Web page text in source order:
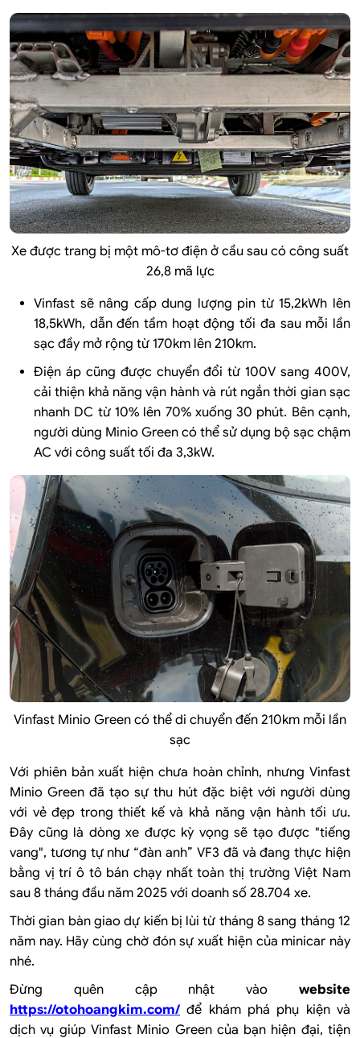
Xe được trang bị một mô-tơ điện ở cầu sau có công suất
26,8 mã lực
Vinfast sẽ nâng cấp dung lượng pin từ 15,2kWh lên
18,5kWh, dẫn đến tầm hoạt động tối đa sau mỗi lần
sạc đầy mở rộng từ 170km lên 210km.
Điện áp cũng được chuyển đổi từ 100V sang 400V,
cải thiện khả năng vận hành và rút ngắn thời gian sạc
nhanh DC từ 10% lên 70% xuống 30 phút. Bên cạnh,
người dùng Minio Green có thể sử dụng bộ sạc chậm
AC với công suất tối đa 3,3kW.
Vinfast Minio Green có thể di chuyển đến 210km mỗi lần
sạc
Với phiên bản xuất hiện chưa hoàn chỉnh, nhưng Vinfast
Minio Green đã tạo sự thu hút đặc biệt với người dùng
với vẻ đẹp trong thiết kế và khả năng vận hành tối ưu.
Đây cũng là dòng xe được kỳ vọng sẽ tạo được "tiếng
vang", tương tự như “đàn anh” VF3 đã và đang thực hiện
bằng vị trí ô tô bán chạy nhất toàn thị trường Việt Nam
sau 8 tháng đầu năm 2025 với doanh số 28.704 xe.
Thời gian bàn giao dự kiến bị lùi từ tháng 8 sang tháng 12
năm nay. Hãy cùng chờ đón sự xuất hiện của minicar này
nhé.
Đừng quên cập nhật vào website
https://otohoangkim.com/ để khám phá phụ kiện và
dịch vụ giúp Vinfast Minio Green của bạn hiện đại, tiện